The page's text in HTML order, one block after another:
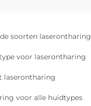
soorten laserontharing
voor laserontharing
laserontharing
voor alle huidtypes